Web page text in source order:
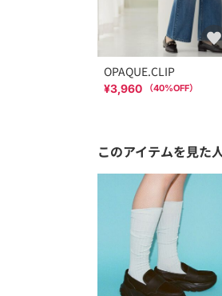
OPAQUE.CLIP
¥3,960 （40%OFF）